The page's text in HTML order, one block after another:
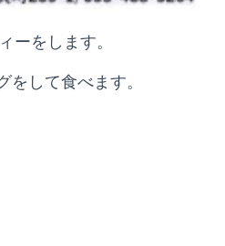
ーをします。
して食べます。